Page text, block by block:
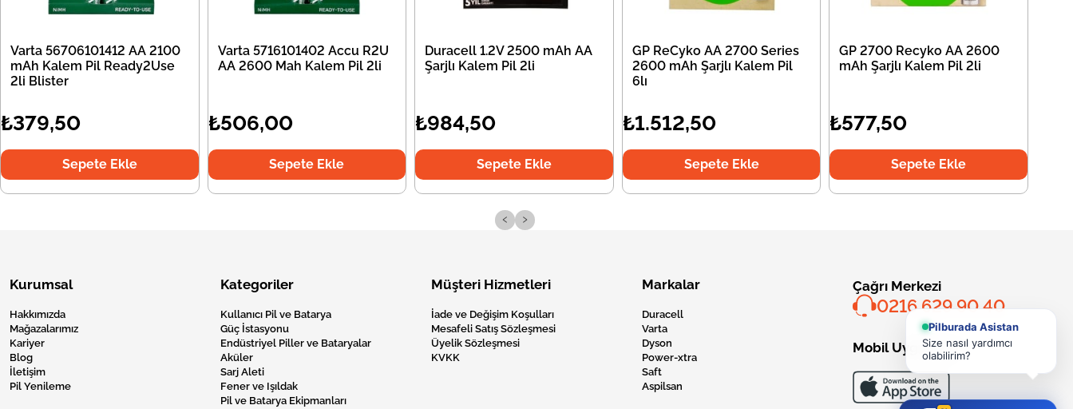
Varta 56706101412 AA 2100
mAh Kalem Pil Ready2Use
2li Blister
₺379,50
Sepete Ekle
Varta 5716101402 Accu R2U
AA 2600 Mah Kalem Pil 2li
₺506,00
Sepete Ekle
Duracell 1.2V 2500 mAh AA
Şarjlı Kalem Pil 2li
₺984,50
Sepete Ekle
GP ReCyko AA 2700 Series
2600 mAh Şarjlı Kalem Pil
6lı
₺1.512,50
Sepete Ekle
GP 2700 Recyko AA 2600
mAh Şarjlı Kalem Pil 2li
₺577,50
Sepete Ekle
‹ ›
Kurumsal
Hakkımızda
Mağazalarımız
Kariyer
Blog
İletişim
Pil Yenileme
Kategoriler
Kullanıcı Pil ve Batarya
Güç İstasyonu
Endüstriyel Piller ve Bataryalar
Aküler
Sarj Aleti
Fener ve Işıldak
Pil ve Batarya Ekipmanları
Müşteri Hizmetleri
İade ve Değişim Koşulları
Mesafeli Satış Sözleşmesi
Üyelik Sözleşmesi
KVKK
Markalar
Duracell
Varta
Dyson
Power-xtra
Saft
Aspilsan
Çağrı Merkezi
0216 629 90 40
Mobil Uygulama
Pilburada Asistan
Size nasıl yardımcı
olabilirim?